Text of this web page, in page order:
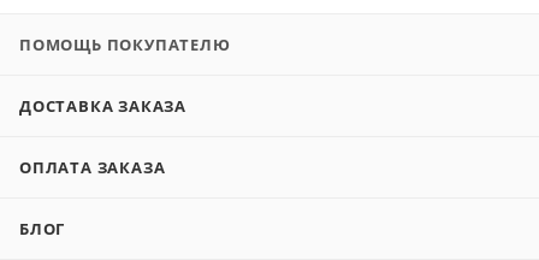
ПОМОЩЬ ПОКУПАТЕЛЮ
ДОСТАВКА ЗАКАЗА
ОПЛАТА ЗАКАЗА
БЛОГ